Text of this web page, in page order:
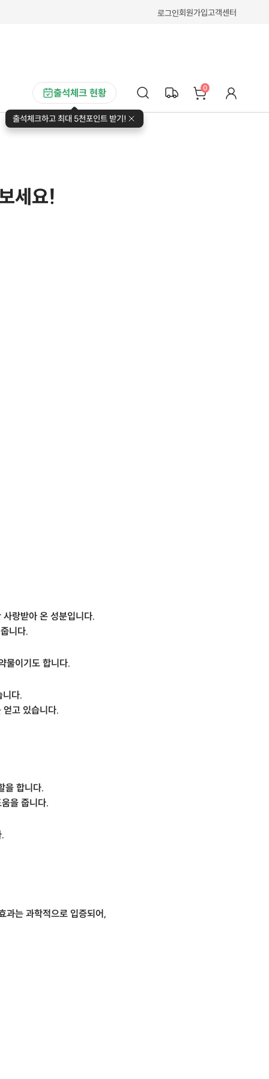
로그인회원가입고객센터
출석체크 현황
출석체크하고 최대 5천포인트 받기!
0
세요!
랑받아 온 성분입니다.
니다.
물이기도 합니다.
니다.
고 있습니다.
을 합니다.
을 줍니다.
과는 과학적으로 입증되어,